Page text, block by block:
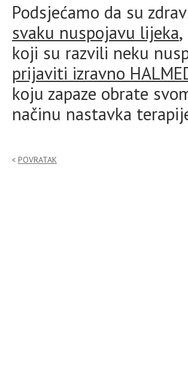
Podsjećamo da su
svaku nuspojavu lijeka,
koji su razvili neku
prijaviti izravno
koju zapaze obrate
načinu nastavka
POVRATAK